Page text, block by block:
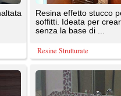
Ceramica artigianale realizzata con otto
applicazioni di smalto. Otto applicazioni